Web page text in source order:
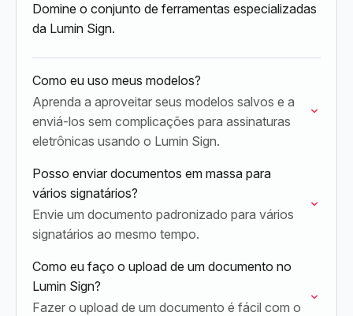
Domine o conjunto de ferramentas especializadas
da Lumin Sign.
Como eu uso meus modelos?
Aprenda a aproveitar seus modelos salvos e a
enviá-los sem complicações para assinaturas
eletrônicas usando o Lumin Sign.
Posso enviar documentos em massa para
vários signatários?
Envie um documento padronizado para vários
signatários ao mesmo tempo.
Como eu faço o upload de um documento no
Lumin Sign?
Fazer o upload de um documento é fácil com o